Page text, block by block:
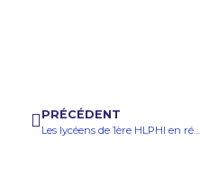
PRÉCÉDENT